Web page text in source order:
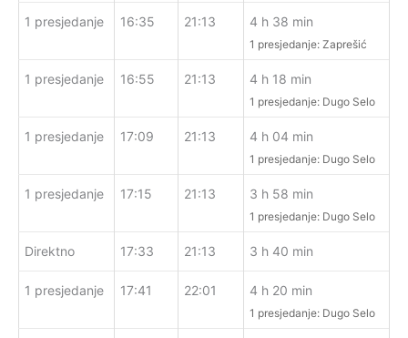
1 presjedanje 16:35 21:13 4 h 38 min
1 presjedanje: Zaprešić
1 presjedanje 16:55 21:13 4 h 18 min
1 presjedanje: Dugo Selo
1 presjedanje 17:09 21:13 4 h 04 min
1 presjedanje: Dugo Selo
1 presjedanje 17:15 21:13 3 h 58 min
1 presjedanje: Dugo Selo
Direktno 17:33 21:13 3 h 40 min
1 presjedanje 17:41 22:01 4 h 20 min
1 presjedanje: Dugo Selo